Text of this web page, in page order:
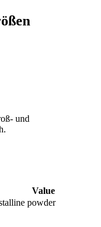
und
Value
powder